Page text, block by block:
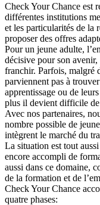
Check Your Chance est
différentes institutions
et les particularités de la
proposer des offres
Pour un jeune adulte,
décisive pour son
franchir. Parfois, malgré
parviennent pas à
apprentissage ou de
plus il devient difficile
Avec nos partenaires,
nombre possible de
intègrent le marché du
La situation est tout
encore accompli de
aussi dans ce domaine,
de la formation et de
Check Your Chance
quatre phases: